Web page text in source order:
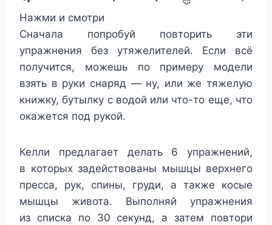
Нажми и смотри
Сначала попробуй повторить эти
упражнения без утяжелителей. Если всё
получится, можешь по примеру модели
взять в руки снаряд — ну, или же тяжелую
книжку, бутылку с водой или что-то еще, что
окажется под рукой.
Келли предлагает делать 6 упражнений,
в которых задействованы мышцы верхнего
пресса, рук, спины, груди, а также косые
мышцы живота. Выполняй упражнения
из списка по 30 секунд, а затем повтори